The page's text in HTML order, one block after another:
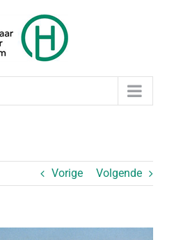
Vorige Volgende